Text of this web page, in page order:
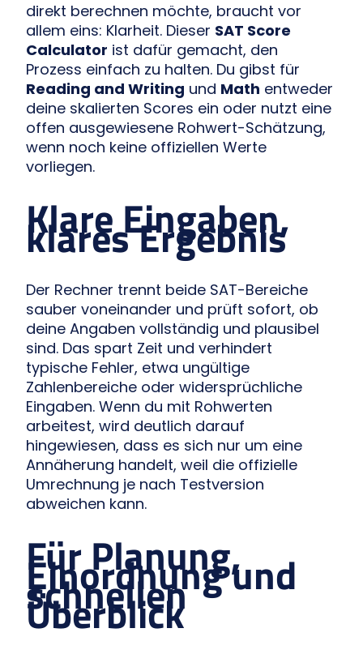
direkt berechnen möchte, braucht vor
allem eins: Klarheit. Dieser SAT Score
Calculator ist dafür gemacht, den
Prozess einfach zu halten. Du gibst für
Reading and Writing und Math entweder
deine skalierten Scores ein oder nutzt eine
offen ausgewiesene Rohwert-Schätzung,
wenn noch keine offiziellen Werte
vorliegen.
Klare Eingaben,
klares Ergebnis
Der Rechner trennt beide SAT-Bereiche
sauber voneinander und prüft sofort, ob
deine Angaben vollständig und plausibel
sind. Das spart Zeit und verhindert
typische Fehler, etwa ungültige
Zahlenbereiche oder widersprüchliche
Eingaben. Wenn du mit Rohwerten
arbeitest, wird deutlich darauf
hingewiesen, dass es sich nur um eine
Annäherung handelt, weil die offizielle
Umrechnung je nach Testversion
abweichen kann.
Für Planung,
Einordnung und
schnellen
Überblick